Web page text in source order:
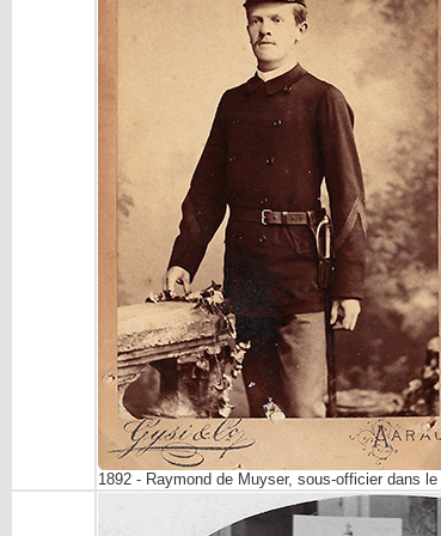
1892 - Raymond de Muyser, sous-officier dans le